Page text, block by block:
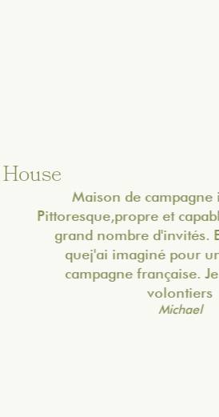
Maison de campagne
Pittoresque,propre et capable
grand nombre d'invités.
quej'ai imaginé pour un
campagne française. Je
volontiers
Michael